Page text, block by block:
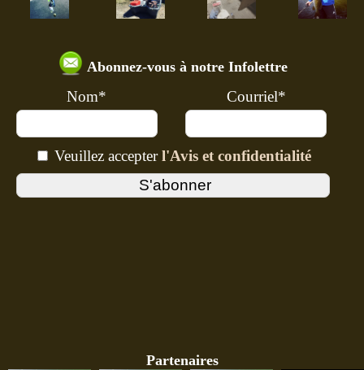
Abonnez-vous à notre Infolettre
Nom* Courriel*
Veuillez accepterl'Avis et confidentialité
Partenaires